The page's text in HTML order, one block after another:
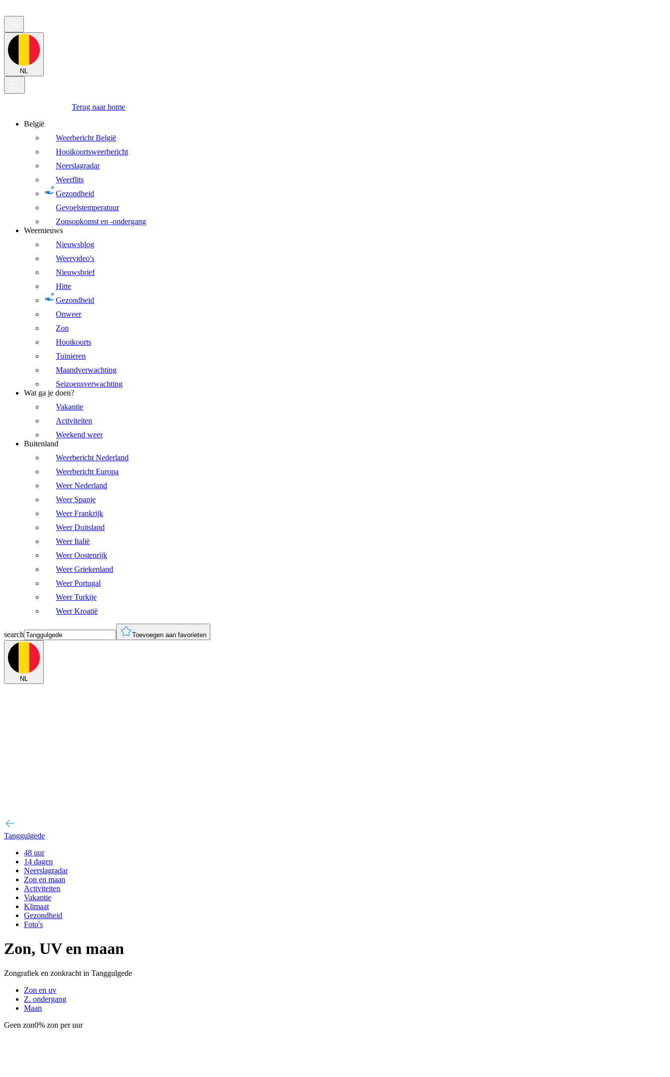
NL
Terug naar home
België
Weerbericht België
Hooikoortsweerbericht
Neerslagradar
Weerflits
Gezondheid
Gevoelstemperatuur
Zonsopkomst en -ondergang
Weernieuws
Nieuwsblog
Weervideo's
Nieuwsbrief
Hitte
Gezondheid
Onweer
Zon
Hooikoorts
Tuinieren
Maandverwachting
Seizoensverwachting
Wat ga je doen?
Vakantie
Activiteiten
Weekend weer
Buitenland
Weerbericht Nederland
Weerbericht Europa
Weer Nederland
Weer Spanje
Weer Frankrijk
Weer Duitsland
Weer Italië
Weer Oostenrijk
Weer Griekenland
Weer Portugal
Weer Turkije
Weer Kroatië
search Toevoegen aan favorieten
NL
Tanggulgede
48 uur
14 dagen
Neerslagradar
Zon en maan
Activiteiten
Vakantie
Klimaat
Gezondheid
Foto's
Zon, UV en maan
Zongrafiek en zonkracht in Tanggulgede
Zon en uv
Z. ondergang
Maan
Geen zon0% zon per uur